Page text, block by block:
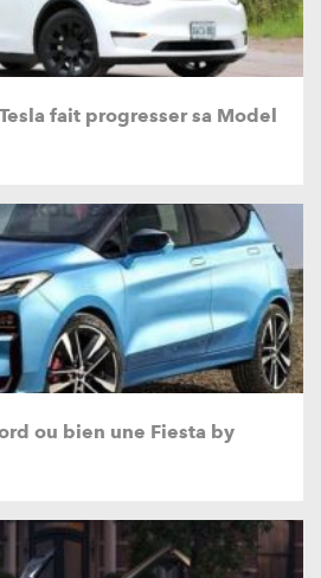
fait progresser sa Model
ou bien une Fiesta by